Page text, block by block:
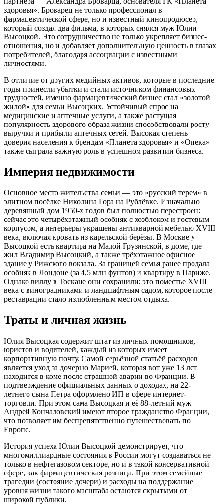
здоровья». Броварец не только профессионал в
фармацевтической сфере, но и известный кинопродюсер,
который создал два фильма, в которых снялся муж Юлии
Высоцкой. Это сотрудничество не только укрепляет бизнес-
отношения, но и добавляет дополнительную ценность в глазах
потребителей, благодаря ассоциации с известными
личностями.
В отличие от других медийных активов, которые в последние
годы принесли убытки и стали источником финансовых
трудностей, именно фармацевтический бизнес стал «золотой
жилой» для семьи Высоцких. Устойчивый спрос на
медицинские и аптечные услуги, а также растущая
популярность здорового образа жизни способствовали росту
выручки и прибыли аптечных сетей. Высокая степень
доверия населения к брендам «Планета здоровья» и «Опека»
также сыграла важную роль в успешном развитии бизнеса.
Империя недвижимости
Основное место жительства семьи — это «русский терем» в
элитном посёлке Николина Гора на Рублёвке. Изначально
деревянный дом 1950-х годов был полностью перестроен:
сейчас это четырёхэтажный особняк с хозблоком и гостевым
корпусом, а интерьеры украшены антикварной мебелью XVIII
века, включая кровать из карельской берёзы. В Москве у
Высоцкой есть квартира на Малой Грузинской, в доме, где
жил Владимир Высоцкий, а также трёхэтажное офисное
здание у Рижского вокзала. За границей семья ранее продала
особняк в Лондоне (за 4,5 млн фунтов) и квартиру в Париже.
Однако виллу в Тоскане они сохранили: это поместье XVIII
века с виноградниками и ландшафтным садом, которое после
реставрации стало излюбленным местом отдыха.
Траты и личная жизнь
Юлия Высоцкая содержит штат из личных помощников,
юристов и водителей, каждый из которых имеет
корпоративную почту. Самой серьёзной статьёй расходов
является уход за дочерью Марией, которая вот уже 13 лет
находится в коме после страшной аварии во Франции. В
подтверждение официальных данных о доходах, на 22-
летнего сына Петра оформлено ИП в сфере интернет-
торговли. При этом сама Высоцкая и её 88-летний муж
Андрей Кончаловский имеют второе гражданство Франции,
что позволяет им беспрепятственно путешествовать по
Европе.
История успеха Юлии Высоцкой демонстрирует, что
многомиллиардные состояния в России могут создаваться не
только в нефтегазовом секторе, но и в такой консервативной
сфере, как фармацевтическая розница. При этом семейные
трагедии (состояние дочери) и расходы на поддержание
уровня жизни такого масштаба остаются скрытыми от
широкой публики.